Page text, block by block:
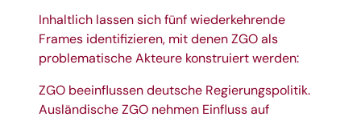
Inhaltlich lassen sich fünf wiederkehrende
Frames identifizieren, mit denen ZGO als
problematische Akteure konstruiert werden:
ZGO beeinflussen deutsche Regierungspolitik.
Ausländische ZGO nehmen Einfluss auf